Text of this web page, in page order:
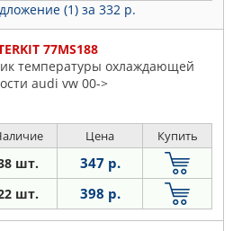
(1) за 332 р.
77MS188
температуры охлаждающей
audi vw 00->
Цена Купить
шт. 347 р.
шт. 398 р.